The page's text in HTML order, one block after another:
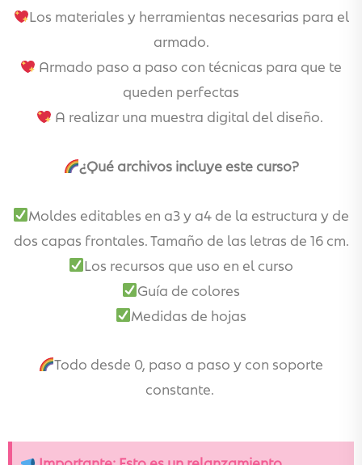
Los materiales y herramientas necesarias para el
armado.
Armado paso a paso con técnicas para que te
queden perfectas
A realizar una muestra digital del diseño.
¿Qué archivos incluye este curso?
Moldes editables en a3 y a4 de la estructura y de
dos capas frontales. Tamaño de las letras de 16 cm.
Los recursos que uso en el curso
Guía de colores
Medidas de hojas
Todo desde 0, paso a paso y con soporte
constante.